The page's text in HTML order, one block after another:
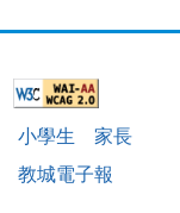
小學生
家長
教城電子報